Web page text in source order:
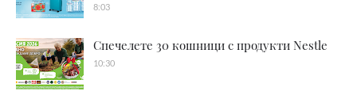
8:03
Спечелете 30 кошници с продукти Nestle
10:30